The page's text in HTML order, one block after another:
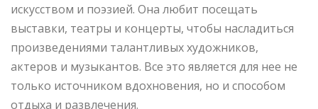
искусством и поэзией. Она любит посещать
выставки, театры и концерты, чтобы насладиться
произведениями талантливых художников,
актеров и музыкантов. Все это является для нее не
только источником вдохновения, но и способом
отдыха и развлечения.